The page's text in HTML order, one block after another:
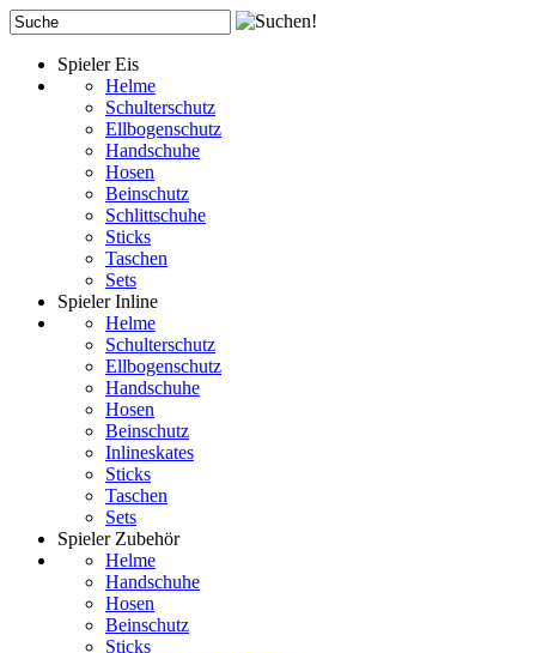
Spieler Eis
Helme
Schulterschutz
Ellbogenschutz
Handschuhe
Hosen
Beinschutz
Schlittschuhe
Sticks
Taschen
Sets
Spieler Inline
Helme
Schulterschutz
Ellbogenschutz
Handschuhe
Hosen
Beinschutz
Inlineskates
Sticks
Taschen
Sets
Spieler Zubehör
Helme
Handschuhe
Hosen
Beinschutz
Sticks